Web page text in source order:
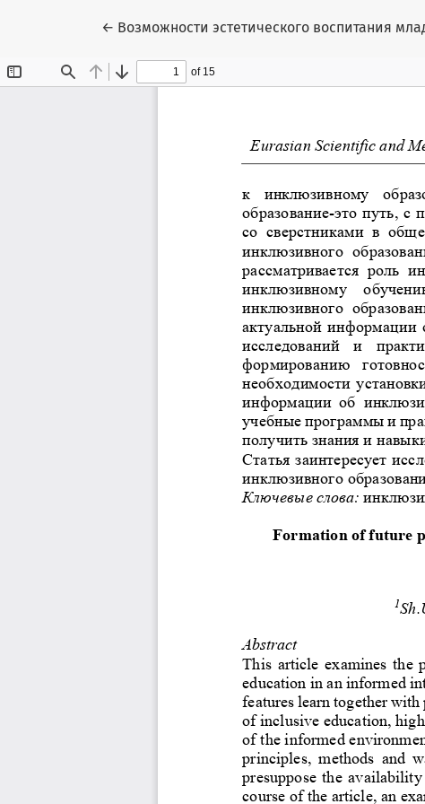
← Вернуться к Подробностям о статье
Возможности эстетического воспитания